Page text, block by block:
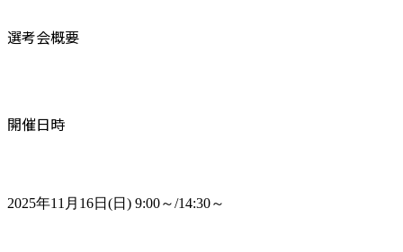
選考会概要
開催日時
2025年11月16日(日) 9:00～/14:30～